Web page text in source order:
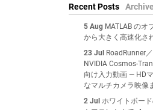
Recent Posts Archive
5 Aug MATLAB のオ
から大きく高速化さ
23 Jul
RoadRunner
NVIDIA Cosmos-
向け入力動画 — HD
なマルチカメラ映像
2 Jul ホワイトボー